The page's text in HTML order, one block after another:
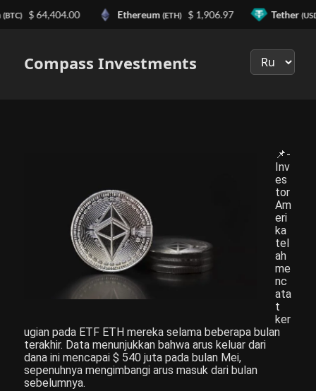
Compass Investments
📌-
Inv
es
tor
Am
eri
ka
tel
ah
me
nc
ata
t
ker
ugian pada ETF ETH mereka selama beberapa bulan
terakhir. Data menunjukkan bahwa arus keluar dari
dana ini mencapai $ 540 juta pada bulan Mei,
sepenuhnya mengimbangi arus masuk dari bulan
sebelumnya.
(BTC) $ 64,404.00 Ethereum (ETH) $ 1,906.97 Tether